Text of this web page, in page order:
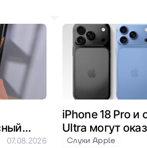
07.08.2026
iPhone 18 Pro и
Ultra могут
из-за нехватки
Слухи Apple